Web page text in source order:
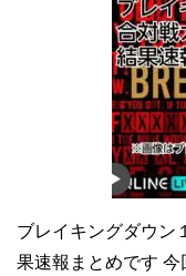
ブレイキングダウン
果速報まとめです 今